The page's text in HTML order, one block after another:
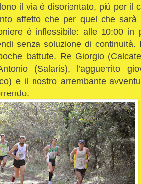
il via è disorientato, più per il
affetto che per quel che
è inflessibile: alle 10:00
senza soluzione di
battute. Re Giorgio
(Salaris), l’agguerrito
e il nostro arrembante